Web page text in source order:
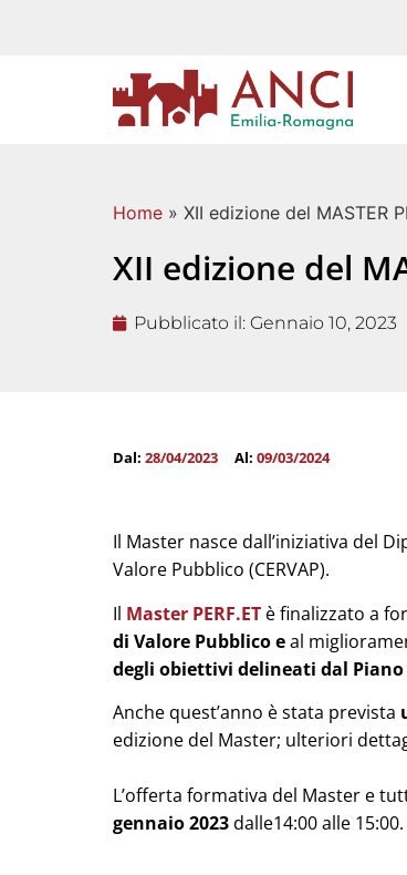
Home » XII edizione del MASTER
XII edizione del
Pubblicato il: Gennaio 10, 2023
Dal: 28/04/2023 Al: 09/03/2024
Il Master nasce dall’iniziativa del
Valore Pubblico (CERVAP).
Il Master PERF.ET è finalizzato a
di Valore Pubblico eal
degli obiettivi delineati dal Piano
Anche quest’anno è stata prevista
edizione del Master; ulteriori
L’offerta formativa del Master e
gennaio 2023dalle14:00 alle 15:00.